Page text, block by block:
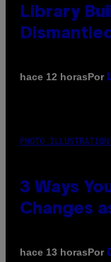
Library
hace 12 horasPor
PHOTO
3 Ways
Changes
hace 13 horasPor